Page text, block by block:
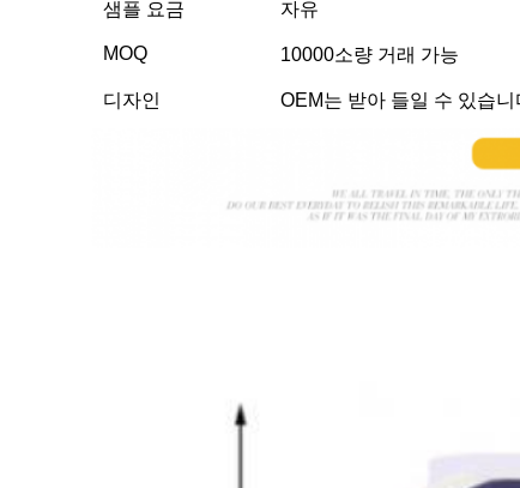
샘플 요금 자유
MOQ 10000소량 거래 가능
디자인 OEM는 받아 들일 수 있습